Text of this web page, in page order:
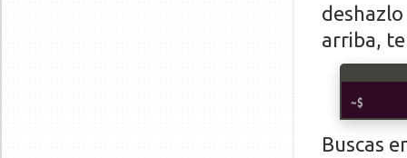
arriba,
Buscas